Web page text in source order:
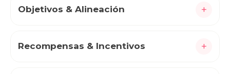
Objetivos & Alineación +
Recompensas & Incentivos +